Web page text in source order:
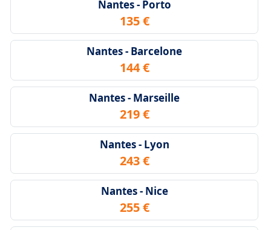
Nantes - Porto
135 €
Nantes - Barcelone
144 €
Nantes - Marseille
219 €
Nantes - Lyon
243 €
Nantes - Nice
255 €